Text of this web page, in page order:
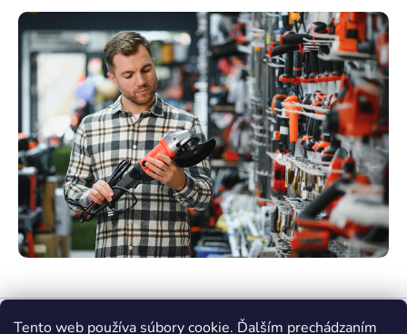
Tento web používa súbory cookie. Ďalším prechádzaním